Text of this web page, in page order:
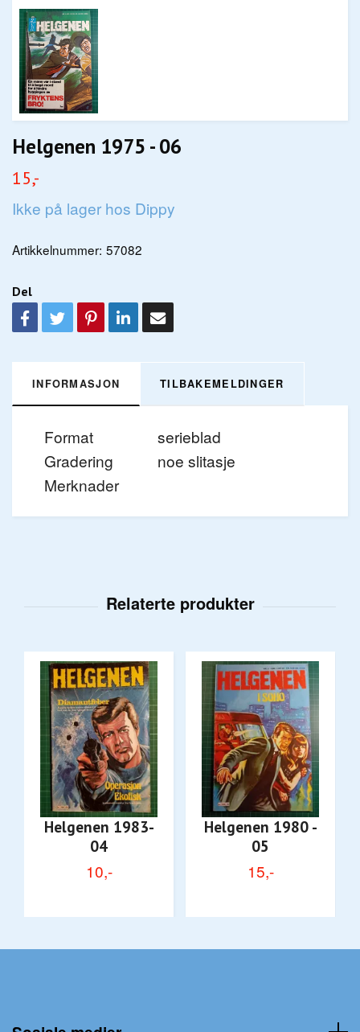
Helgenen 1975 - 06
15,-
Ikke på lager hos Dippy
Artikkelnummer: 57082
Del
INFORMASJON TILBAKEMELDINGER
Format
serieblad
Gradering
noe slitasje
Merknader
Helgenen 1983-
04
10,-
Helgenen 1980 -
05
15,-